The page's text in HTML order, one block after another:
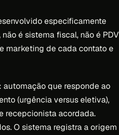
especificamente
é sistema fiscal, não é PDV
marketing de cada contato e
: automação que responde ao
(urgência versus eletiva),
recepcionista acordada.
O sistema registra a origem